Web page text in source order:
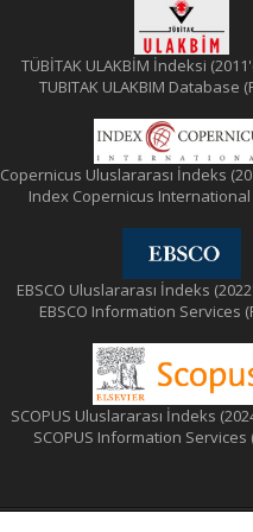
TÜBİTAK ULAKBİM İndeksi
TUBITAK ULAKBIM Database
Copernicus Uluslararası İndeks
Index Copernicus International
EBSCO Uluslararası İndeks
EBSCO Information Services
SCOPUS Uluslararası İndeks
SCOPUS Information Services